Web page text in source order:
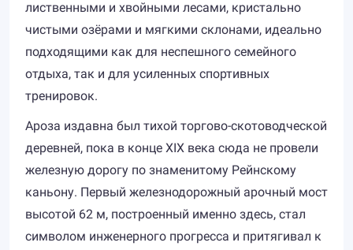
лиственными и хвойными лесами, кристально
чистыми озёрами и мягкими склонами, идеально
подходящими как для неспешного семейного
отдыха, так и для усиленных спортивных
тренировок.
Ароза издавна был тихой торгово-скотоводческой
деревней, пока в конце XIX века сюда не провели
железную дорогу по знаменитому Рейнскому
каньону. Первый железнодорожный арочный мост
высотой 62 м, построенный именно здесь, стал
символом инженерного прогресса и притягивал к